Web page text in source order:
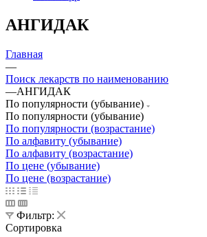
АНГИДАК
Главная
—
Поиск лекарств по наименованию
—АНГИДАК
По популярности (убывание)
По популярности (убывание)
По популярности (возрастание)
По алфавиту (убывание)
По алфавиту (возрастание)
По цене (убывание)
По цене (возрастание)
Фильтр:
Сортировка